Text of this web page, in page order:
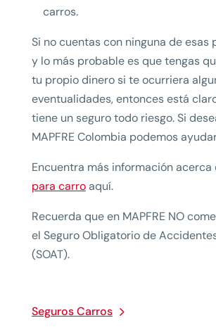
Seguros Carros
carros.
Si no cuentas con ninguna de esas
y lo más probable es que tengas
tu propio dinero si te ocurriera
eventualidades, entonces está
tiene un seguro todo riesgo. Si
MAPFRE Colombia podemos
Encuentra más información acerca
para carroaquí.
Recuerda que en MAPFRE NO
el Seguro Obligatorio de
(SOAT).